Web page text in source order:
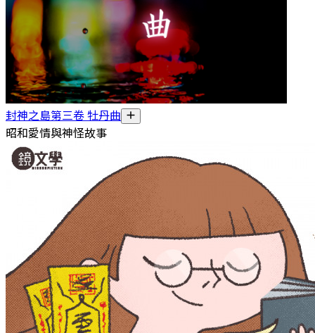
封神之島第三卷 牡丹曲
昭和愛情與神怪故事